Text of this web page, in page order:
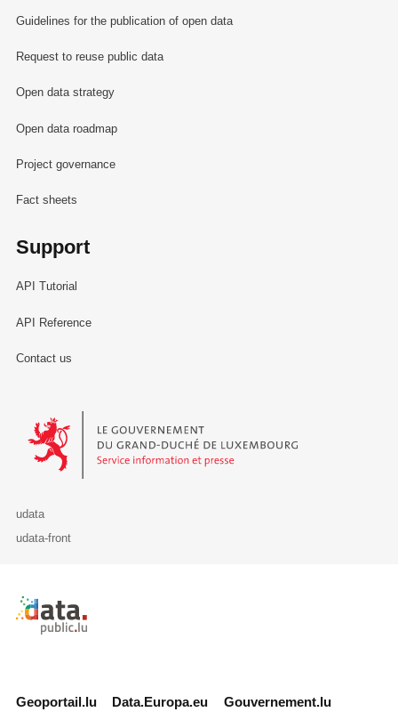
Guidelines for the publication of open data
Request to reuse public data
Open data strategy
Open data roadmap
Project governance
Fact sheets
Support
API Tutorial
API Reference
Contact us
Le Gouvernement du Grand-Duché de Luxembourg - Service
udata
udata-front
Retour à l'accueil de data.public.lu
Geoportail.lu Data.Europa.eu Gouvernement.lu